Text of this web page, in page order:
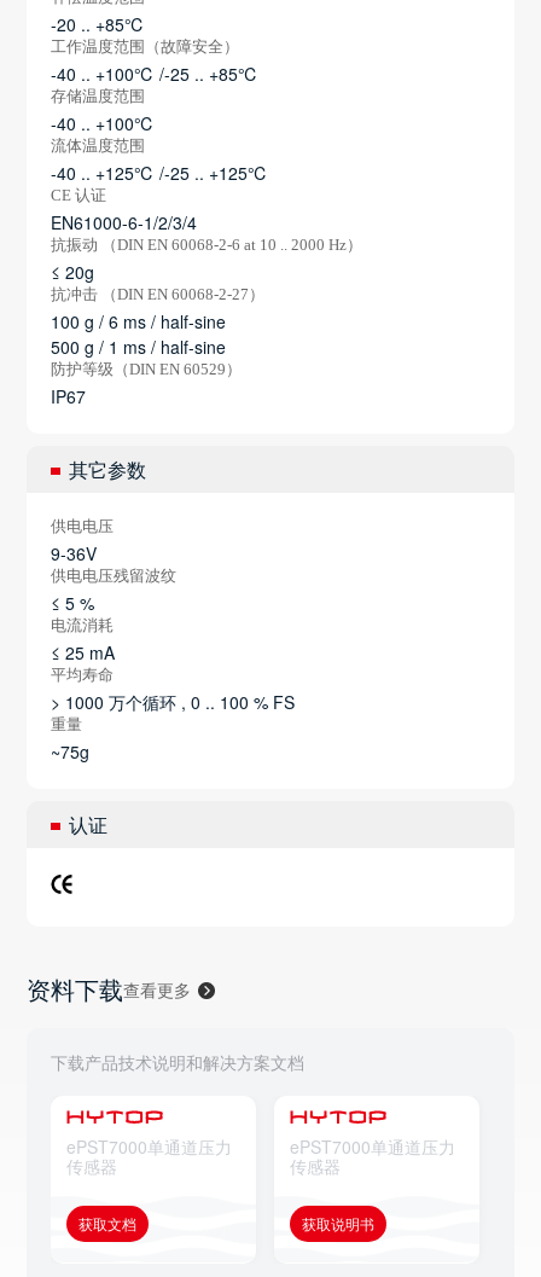
-20 .. +85℃
工作温度范围（故障安全）
-40 .. +100℃ /-25 .. +85℃
存储温度范围
-40 .. +100℃
流体温度范围
-40 .. +125℃ /-25 .. +125℃
CE 认证
EN61000-6-1/2/3/4
抗振动 （DIN EN 60068-2-6 at 10 .. 2000 Hz）
≤ 20g
抗冲击 （DIN EN 60068-2-27）
100 g / 6 ms / half-sine
500 g / 1 ms / half-sine
防护等级（DIN EN 60529）
IP67
其它参数
供电电压
9-36V
供电电压残留波纹
≤ 5 %
电流消耗
≤ 25 mA
平均寿命
> 1000 万个循环 , 0 .. 100 % FS
重量
~75g
认证
资料下载查看更多
下载产品技术说明和解决方案文档
ePST7000单通道压力
传感器
获取文档
ePST7000单通道压力
传感器
获取说明书